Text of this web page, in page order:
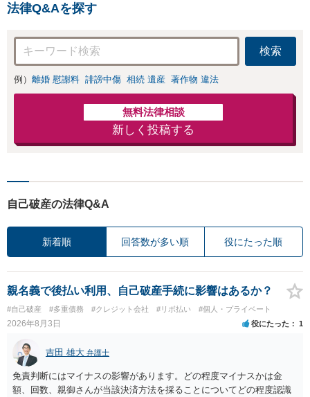
法律Q&Aを探す
検索
例） 離婚 慰謝料 誹謗中傷 相続 遺産 著作物 違法
無料法律相談
新しく投稿する
自己破産の法律Q&A
新着順 回答数が多い順 役にたった順
親名義で後払い利用、自己破産手続に影響はあるか？
#自己破産 #多重債務 #クレジット会社 #リボ払い #個人・プライベート
2026年8月3日 役にたった 1
吉田 雄大 弁護士
免責判断にはマイナスの影響があります。どの程度マイナスかは金
額、回数、親御さんが当該決済方法を採ることについてどの程度認識